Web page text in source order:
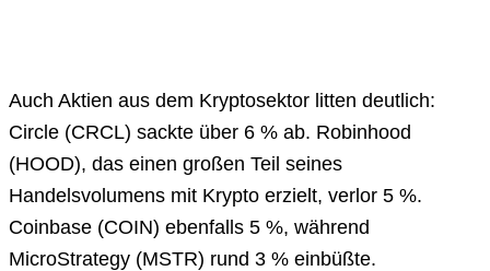
Auch Aktien aus dem Kryptosektor litten deutlich:
Circle (CRCL) sackte über 6 % ab. Robinhood
(HOOD), das einen großen Teil seines
Handelsvolumens mit Krypto erzielt, verlor 5 %.
Coinbase (COIN) ebenfalls 5 %, während
MicroStrategy (MSTR) rund 3 % einbüßte.